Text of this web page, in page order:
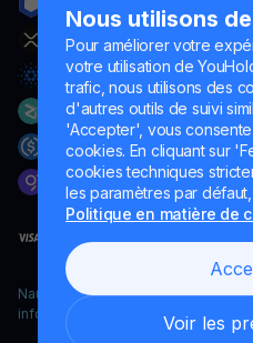
Nous utilisons
Pour améliorer votre
votre utilisation de
trafic, nous utilisons des
d'autres outils de suivi
'Accepter', vous
cookies. En cliquant sur
cookies techniques
les paramètres par
Politique en matière de
Voir les
Naumard LTD. – uniquement à
informatique, de recherche et de